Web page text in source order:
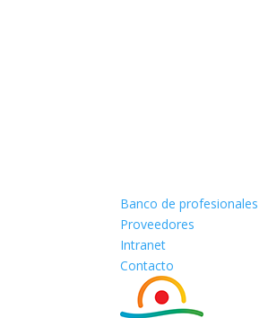
Banco de profesionales
Proveedores
Intranet
Contacto